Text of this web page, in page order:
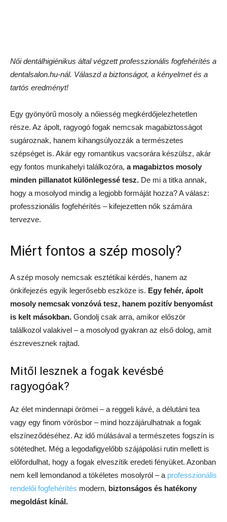
Női dentálhigiénikus által végzett professzionális fogfehérítés a
dentalsalon.hu-nál. Válaszd a biztonságot, a kényelmet és a
tartós eredményt!
Egy gyönyörű mosoly a nőiesség megkérdőjelezhetetlen
része. Az ápolt, ragyogó fogak nemcsak magabiztosságot
sugároznak, hanem kihangsúlyozzák a természetes
szépséget is. Akár egy romantikus vacsorára készülsz, akár
egy fontos munkahelyi találkozóra, a magabiztos mosoly
minden pillanatot különlegessé tesz. De mi a titka annak,
hogy a mosolyod mindig a legjobb formáját hozza? A válasz:
professzionális fogfehérítés – kifejezetten nők számára
tervezve.
Miért fontos a szép mosoly?
A szép mosoly nemcsak esztétikai kérdés, hanem az
önkifejezés egyik legerősebb eszköze is. Egy fehér, ápolt
mosoly nemcsak vonzóvá tesz, hanem pozitív benyomást
is kelt másokban. Gondolj csak arra, amikor először
találkozol valakivel – a mosolyod gyakran az első dolog, amit
észrevesznek rajtad.
Mitől lesznek a fogak kevésbé
ragyogóak?
Az élet mindennapi örömei – a reggeli kávé, a délutáni tea
vagy egy finom vörösbor – mind hozzájárulhatnak a fogak
elszíneződéséhez. Az idő múlásával a természetes fogszín is
sötétedhet. Még a legodafigyelőbb szájápolási rutin mellett is
előfordulhat, hogy a fogak elveszítik eredeti fényüket. Azonban
nem kell lemondanod a tökéletes mosolyról – a professzionális
rendelői fogfehérítés modern, biztonságos és hatékony
megoldást kínál.